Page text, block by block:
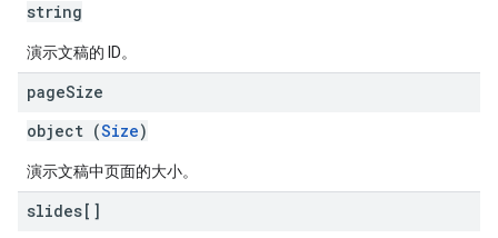
string
演示文稿的 ID。
pageSize
object (Size)
演示文稿中页面的大小。
slides[]